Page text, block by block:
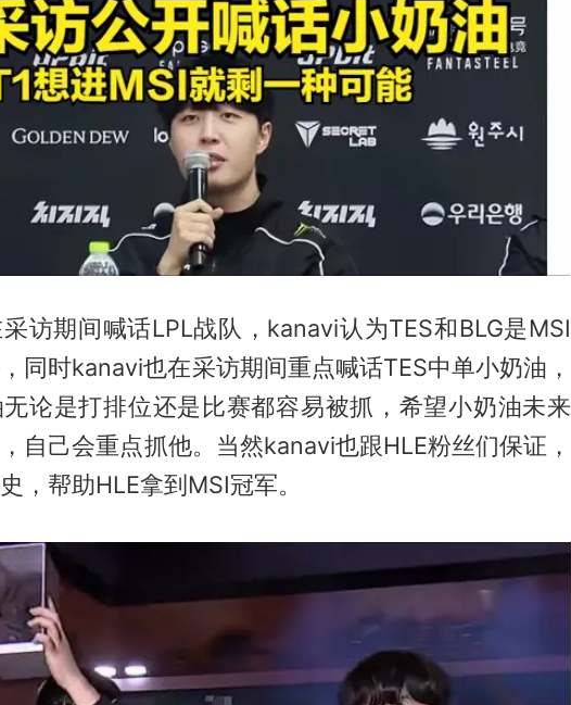
访期间喊话LPL战队，kanavi认为TES和BLG是MSI
同时kanavi也在采访期间重点喊话TES中单小奶油，
论是打排位还是比赛都容易被抓，希望小奶油未来
自己会重点抓他。当然kanavi也跟HLE粉丝们保证，
，帮助HLE拿到MSI冠军。